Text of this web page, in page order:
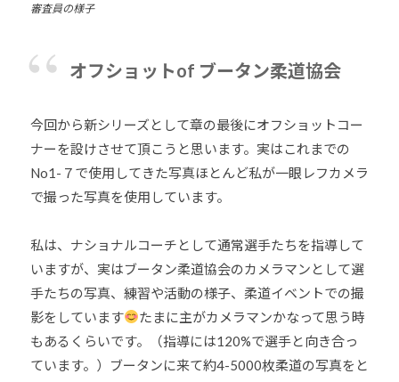
審査員の様子
オフショットof ブータン柔道協会
今回から新シリーズとして章の最後にオフショットコー
ナーを設けさせて頂こうと思います。実はこれまでの
No1-７で使用してきた写真ほとんど私が一眼レフカメラ
で撮った写真を使用しています。
私は、ナショナルコーチとして通常選手たちを指導して
いますが、実はブータン柔道協会のカメラマンとして選
手たちの写真、練習や活動の様子、柔道イベントでの撮
影をしています
たまに主がカメラマンかなって思う時
もあるくらいです。（指導には120%で選手と向き合っ
ています。）ブータンに来て約4-5000枚柔道の写真をと